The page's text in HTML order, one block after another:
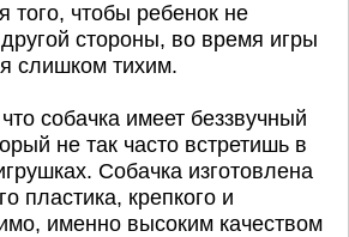
того, чтобы ребенок не
стороны, во время игры
слишком тихим.
собачка имеет беззвучный
не так часто встретишь в
Собачка изготовлена
пластика, крепкого и
именно высоким качеством